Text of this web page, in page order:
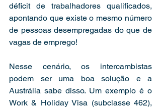
déficit de trabalhadores qualificados,
apontando que existe o mesmo número
de pessoas desempregadas do que de
vagas de emprego!
Nesse cenário, os intercambistas
podem ser uma boa solução e a
Austrália sabe disso. Um exemplo é o
Work & Holiday Visa (subclasse 462),